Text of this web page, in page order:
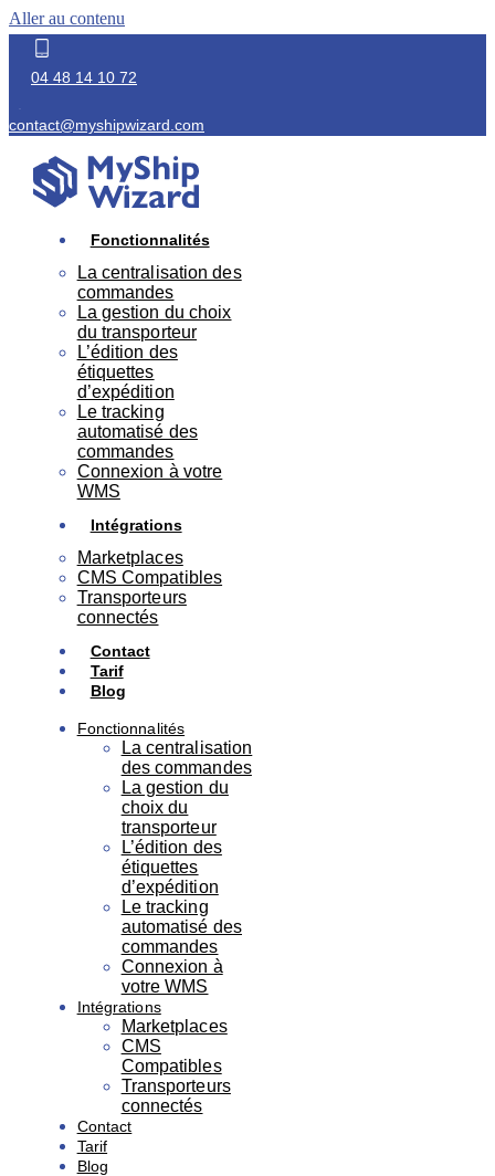
Aller au contenu
04 48 14 10 72
contact@myshipwizard.com
Fonctionnalités
La centralisation des
commandes
La gestion du choix
du transporteur
L’édition des
étiquettes
d’expédition
Le tracking
automatisé des
commandes
Connexion à votre
WMS
Intégrations
Marketplaces
CMS Compatibles
Transporteurs
connectés
Contact
Tarif
Blog
Fonctionnalités
La centralisation
des commandes
La gestion du
choix du
transporteur
L’édition des
étiquettes
d’expédition
Le tracking
automatisé des
commandes
Connexion à
votre WMS
Intégrations
Marketplaces
CMS
Compatibles
Transporteurs
connectés
Contact
Tarif
Blog